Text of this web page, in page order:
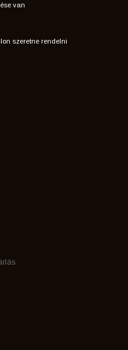
van
szeretne rendelni